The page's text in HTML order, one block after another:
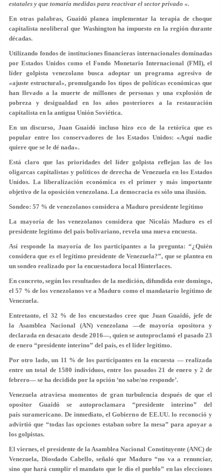
estatales y que tomaría medidas para reactivar el sector privado «.
En otras palabras, Guaidó planea implementar la terapia de choque
capitalista neoliberal que Washington ha impuesto en la región durante
décadas.
Utilizando fondos de instituciones financieras internacionales dominadas
por Estados Unidos como el Fondo Monetario Internacional (FMI), el
líder golpista venezolano busca adoptar un programa agresivo de
«ajuste estructural», promulgando los tipos de políticas económicas que
han llevado a la muerte de millones de personas y una explosión de
pobreza y desigualdad en los años posteriores a la restauración
capitalista en la antigua Unión Soviética.
En un discurso, Juan Guaidó incluso hizo eco de la retórica que es
popular entre los conservadores de los Estados Unidos: «Aquí nadie
quiere que se le dé nada».
Está claro que las prioridades del líder golpista reflejan las de los
oligarcas capitalistas y políticos de derecha de Venezuela en los Estados
Unidos. La liberalización económica es el primer y más importante
objetivo de la oposición venezolana. La democracia es sólo una ilusión.
Sondeo: 57 % de venezolanos considera a Maduro presidente legítimo
La mayoría de los venezolanos considera que Nicolás Maduro es el
presidente legítimo del país bolivariano, revela una nueva encuesta.
Así responde la mayoría de los participantes a la pregunta: “¿Quién
considera que es el legítimo presidente de Venezuela?”, que se plantea en
un sondeo realizado por la encuestadora local Hinterlaces.
En concreto, según los resultados de la medición, difundida este domingo,
el 57 % de los venezolanos ve a Maduro como el mandatario legítimo de
Venezuela.
Entretanto, el 32 % de los encuestados cree que Juan Guaidó, jefe de
la Asamblea Nacional (AN) venezolana —de mayoría opositora y
declarada en desacato desde 2016—, quien se autoproclamó el pasado 23
de enero “presidente interino” del país, es el líder legítimo.
Por otro lado, un 11 % de los participantes en la encuesta — realizada
entre un total de 1580 individuos, entre los pasados 21 de enero y 2 de
febrero— se ha decidido por la opción ‘no sabe/no responde’.
Venezuela atraviesa momentos de gran turbulencia después de que el
opositor Guaidó se autoproclamara “presidente interino” del
país suramericano. De inmediato, el Gobierno de EE.UU. lo reconoció y
advirtió que “todas las opciones estaban sobre la mesa” para apoyar a
los golpistas.
El viernes, el presidente de la Asamblea Nacional Constituyente (ANC) de
Venezuela, Diosdado Cabello, señaló que Maduro “no va a renunciar,
sino que hará cumplir el mandato que le dio el pueblo” en las elecciones